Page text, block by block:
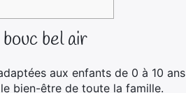
bel air
aux enfants de 0 à 10 ans
bien-être de toute la famille.